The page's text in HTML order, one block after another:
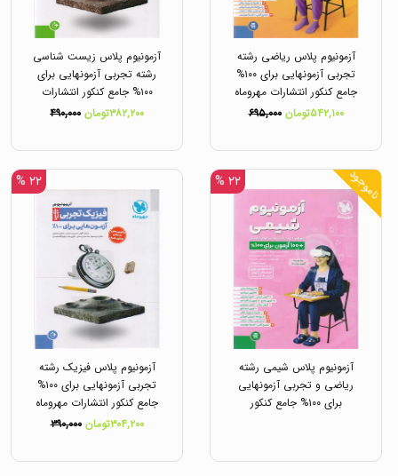
آزمونیوم پلاس ریاضی رشته
تجربی آزمونهایی برای ۱۰۰%
جامع کنکور انتشارات مهروماه
۵۴۲,۱۰۰تومان
۶۹۵,۰۰۰
آزمونیوم پلاس زیست شناسی
رشته تجربی آزمونهایی برای
۱۰۰% جامع کنکور انتشارات
مهروماه۳۸۲,۲۰۰تومان ۴۹۰,۰۰۰
ناموجود ۲۲ %
آزمونیوم پلاس شیمی رشته
ریاضی و تجربی آزمونهایی
برای ۱۰۰% جامع کنکور
۲۲ %
آزمونیوم پلاس فیزیک رشته
تجربی آزمونهایی برای ۱۰۰%
جامع کنکور انتشارات مهروماه
۳۰۴,۲۰۰تومان
۳۹۰,۰۰۰